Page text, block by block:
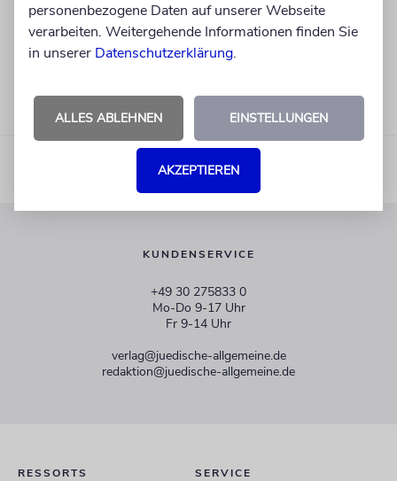
KUNDENSERVICE
+49 30 275833 0
Mo-Do 9-17 Uhr
Fr 9-14 Uhr
verlag@juedische-allgemeine.de
redaktion@juedische-allgemeine.de
RESSORTS SERVICE
personenbezogene Daten auf unserer Webseite
verarbeiten. Weitergehende Informationen finden Sie
in unserer Datenschutzerklärung.
ALLES ABLEHNEN EINSTELLUNGEN
AKZEPTIEREN